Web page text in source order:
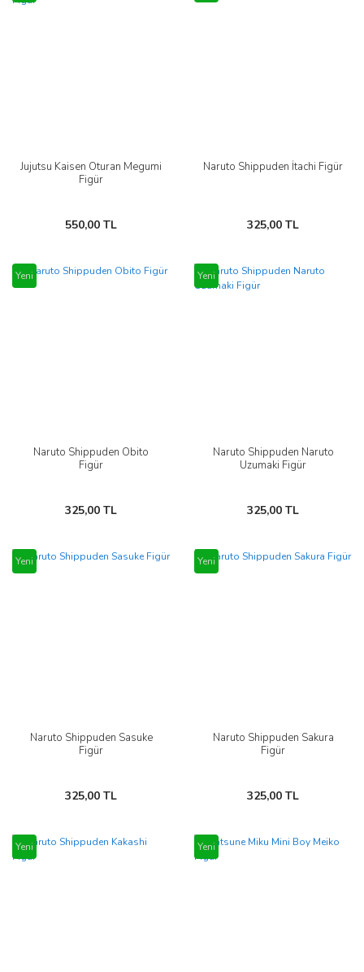
Jujutsu Kaisen Oturan Megumi
Figür
550,00 TL
Naruto Shippuden İtachi Figür
325,00 TL
Yeni
Naruto Shippuden Obito
Figür
325,00 TL
Yeni
Naruto Shippuden Naruto
Uzumaki Figür
325,00 TL
Yeni
Naruto Shippuden Sasuke
Figür
325,00 TL
Yeni
Naruto Shippuden Sakura
Figür
325,00 TL
Yeni Yeni